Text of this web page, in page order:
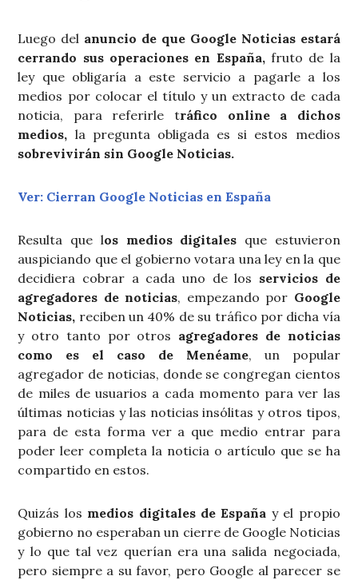
Luego del anuncio de que Google Noticias estará
cerrando sus operaciones en España,fruto de la
ley que obligaría a este servicio a pagarle a los
medios por colocar el título y un extracto de cada
noticia, para referirle tráfico online a dichos
medios, la pregunta obligada es si estos medios
sobrevivirán sin Google Noticias.
Ver: Cierran Google Noticias en España
Resulta que los medios digitales que estuvieron
auspiciando que el gobierno votara una ley en la que
decidiera cobrar a cada uno de los servicios de
agregadores de noticias, empezando por Google
Noticias, reciben un 40% de su tráfico por dicha vía
y otro tanto por otros agregadores de noticias
como es el caso de Menéame, un popular
agregador de noticias, donde se congregan cientos
de miles de usuarios a cada momento para ver las
últimas noticias y las noticias insólitas y otros tipos,
para de esta forma ver a que medio entrar para
poder leer completa la noticia o artículo que se ha
compartido en estos.
Quizás los medios digitales de España y el propio
gobierno no esperaban un cierre de Google Noticias
y lo que tal vez querían era una salida negociada,
pero siempre a su favor, pero Google al parecer se